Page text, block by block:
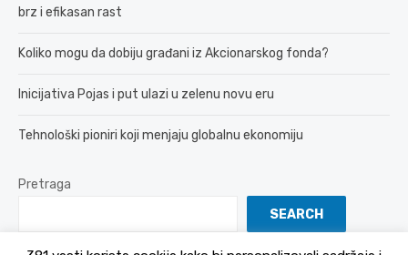
brz i efikasan rast
Koliko mogu da dobiju građani iz Akcionarskog fonda?
Inicijativa Pojas i put ulazi u zelenu novu eru
Tehnološki pioniri koji menjaju globalnu ekonomiju
Pretraga
SEARCH